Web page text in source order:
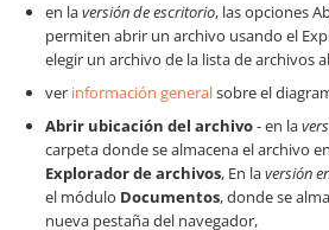
en laversión de escritorio, las opciones
permiten abrir un archivo usando el
elegir un archivo de la lista de archivos
ver información generalsobre el
Abrir ubicación del archivo-en la
carpeta donde se almacena el archivo
Explorador de archivos, En laversión
el módulo Documentos, donde se
nueva pestaña del navegador,